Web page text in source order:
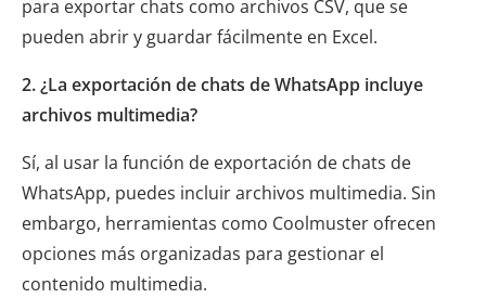
para exportar chats como archivos CSV, que se
pueden abrir y guardar fácilmente en Excel.
2. ¿La exportación de chats de WhatsApp incluye
archivos multimedia?
Sí, al usar la función de exportación de chats de
WhatsApp, puedes incluir archivos multimedia. Sin
embargo, herramientas como Coolmuster ofrecen
opciones más organizadas para gestionar el
contenido multimedia.